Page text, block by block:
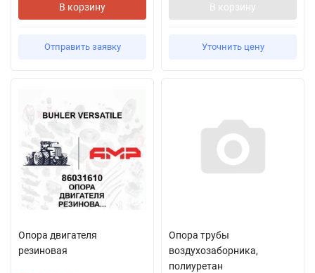
В корзину
Отправить заявку
В корзину
Уточнить цену
Опора двигателя
резиновая
Опора трубы
воздухозаборника,
полиуретан